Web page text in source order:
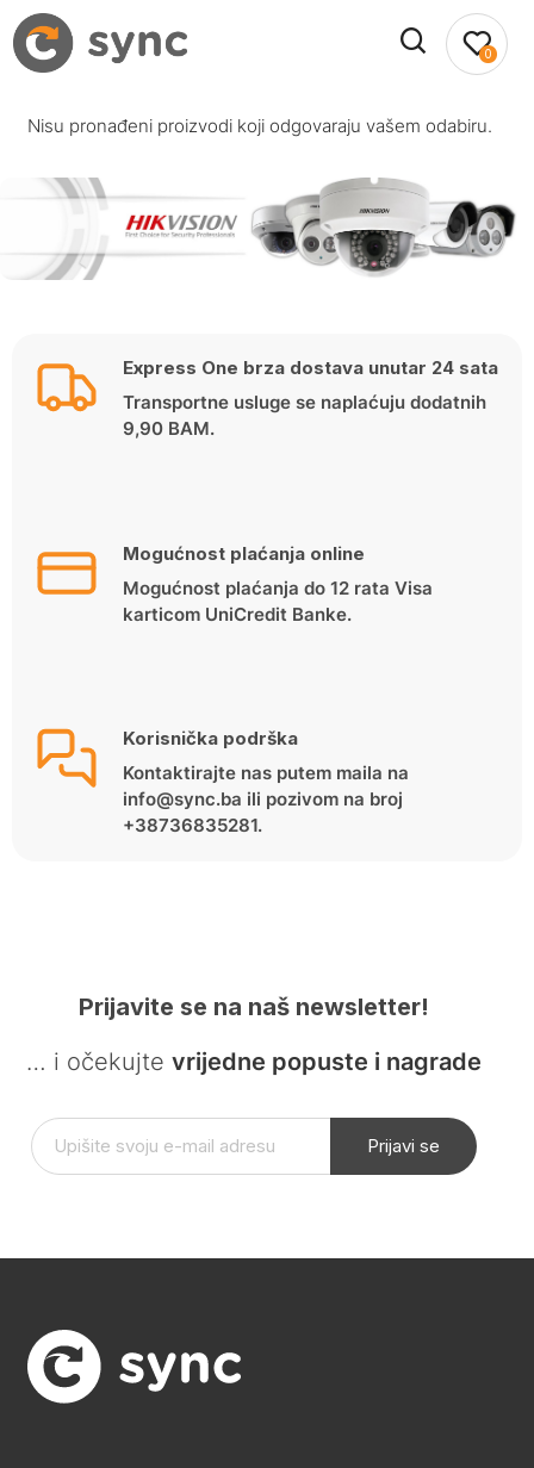
0
Nisu pronađeni proizvodi koji odgovaraju vašem odabiru.
Express One brza dostava unutar 24 sata
Transportne usluge se naplaćuju dodatnih
9,90 BAM.
Mogućnost plaćanja online
Mogućnost plaćanja do 12 rata Visa
karticom UniCredit Banke.
Korisnička podrška
Kontaktirajte nas putem maila na
info@sync.ba ili pozivom na broj
+38736835281.
Prijavite se na naš newsletter!
… i očekujte vrijedne popuste i nagrade
Prijavi se